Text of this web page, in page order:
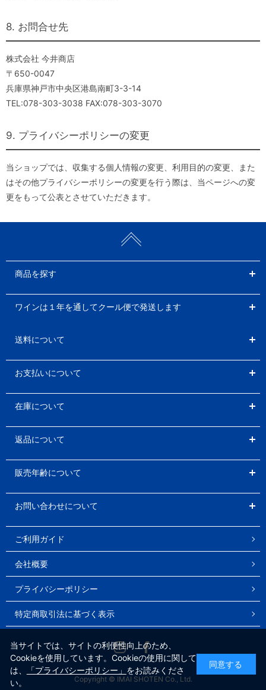
8. お問合せ先
株式会社 今井商店
〒650-0047
兵庫県神戸市中央区港島南町3-3-14
TEL:078-303-3038 FAX:078-303-3070
9. プライバシーポリシーの変更
当ショップでは、収集する個人情報の変更、利用目的の変更、また
はその他プライバシーポリシーの変更を行う際は、当ページへの変
更をもって公表とさせていただきます。
商品を探す
ワインは１年を通してクール便で発送します
送料について
お支払いについて
在庫について
返品について
販売年齢について
お問い合わせについて
ご利用ガイド
会社概要
プライバシーポリシー
特定商取引法に基づく表示
Instagram
Copyright © IMAI SHOTEN Co., Ltd.
当サイトでは、サイトの利便性向上のため、
Cookieを使用しています。Cookieの使用に関して
は、
「プライバシーポリシー」 をお読みくださ
い。
同意する